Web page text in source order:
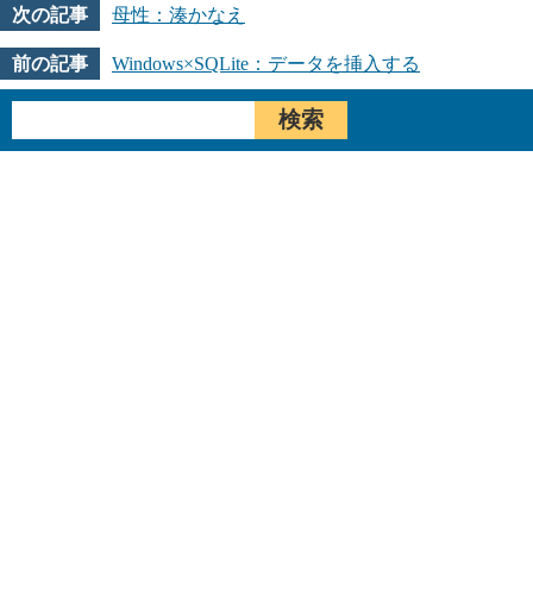
母性：湊かなえ
Windows×SQLite：データを挿入する